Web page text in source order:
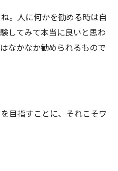
。人に何かを勧める時は自
してみて本当に良いと思わ
なかなか勧められるもので
目指すことに、それこそワ